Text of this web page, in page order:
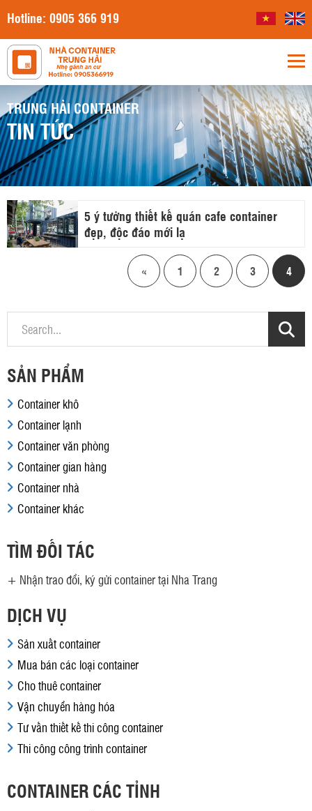
Hotline: 0905 366 919
TRUNG HẢI CONTAINER
TIN TỨC
5 ý tưởng thiết kế quán cafe container
đẹp, độc đáo mới lạ
« 1 2 3 4
SẢN PHẨM
Container khô
Container lạnh
Container văn phòng
Container gian hàng
Container nhà
Container khác
TÌM ĐỐI TÁC
+ Nhận trao đổi, ký gửi container tại Nha Trang
DỊCH VỤ
Sản xuất container
Mua bán các loại container
Cho thuê container
Vận chuyển hàng hóa
Tư vấn thiết kế thi công container
Thi công công trình container
CONTAINER CÁC TỈNH